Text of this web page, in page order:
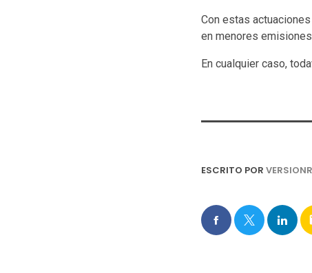
Con estas
en menores
En cualquier caso,
ESCRITO POR